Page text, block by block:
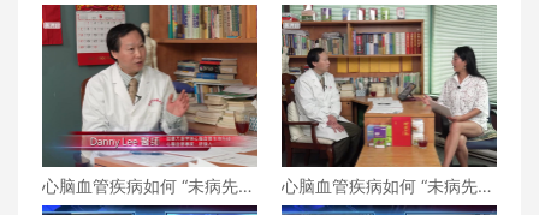
心脑血管疾病如何 “未病先
防、既病防变” ？下
心脑血管疾病如何 “未病先
防、既病防变” ？上